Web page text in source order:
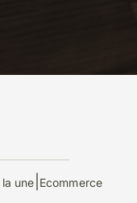
une Ecommerce